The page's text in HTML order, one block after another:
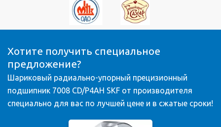
Хотите получить специальное
предложение?
Шариковый радиально-упорный прецизионный
подшипник 7008 CD/P4AH SKF от производителя
специально для вас по лучшей цене и в сжатые сроки!